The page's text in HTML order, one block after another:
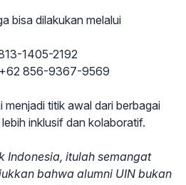
bisa dilakukan melalui
1405-2192
856-9367-9569
menjadi titik awal dari berbagai
inklusif dan kolaboratif.
Indonesia, itulah semangat
bahwa alumni UIN bukan